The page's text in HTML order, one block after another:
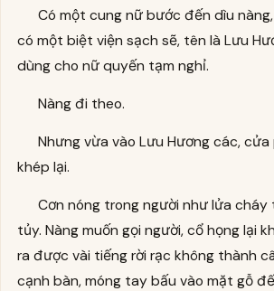
Có một cung nữ bước đến dìu
có một biệt viện sạch sẽ, tên là Lưu
dùng cho nữ quyến tạm nghỉ.
Nàng đi theo.
Nhưng vừa vào Lưu Hương các, cửa
khép lại.
Cơn nóng trong người như lửa
tủy. Nàng muốn gọi người, cổ họng lại
ra được vài tiếng rời rạc không thành
cạnh bàn, móng tay bấu vào mặt gỗ